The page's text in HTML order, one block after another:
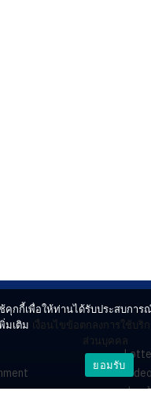
Video
ร่วม
คุกกี้เพื่อให้ท่านได้รับประสบการ
มเติม เงื่อนไขข้อตกลงการใช้บริก
ส่วนบุคคล
ยอมรับ